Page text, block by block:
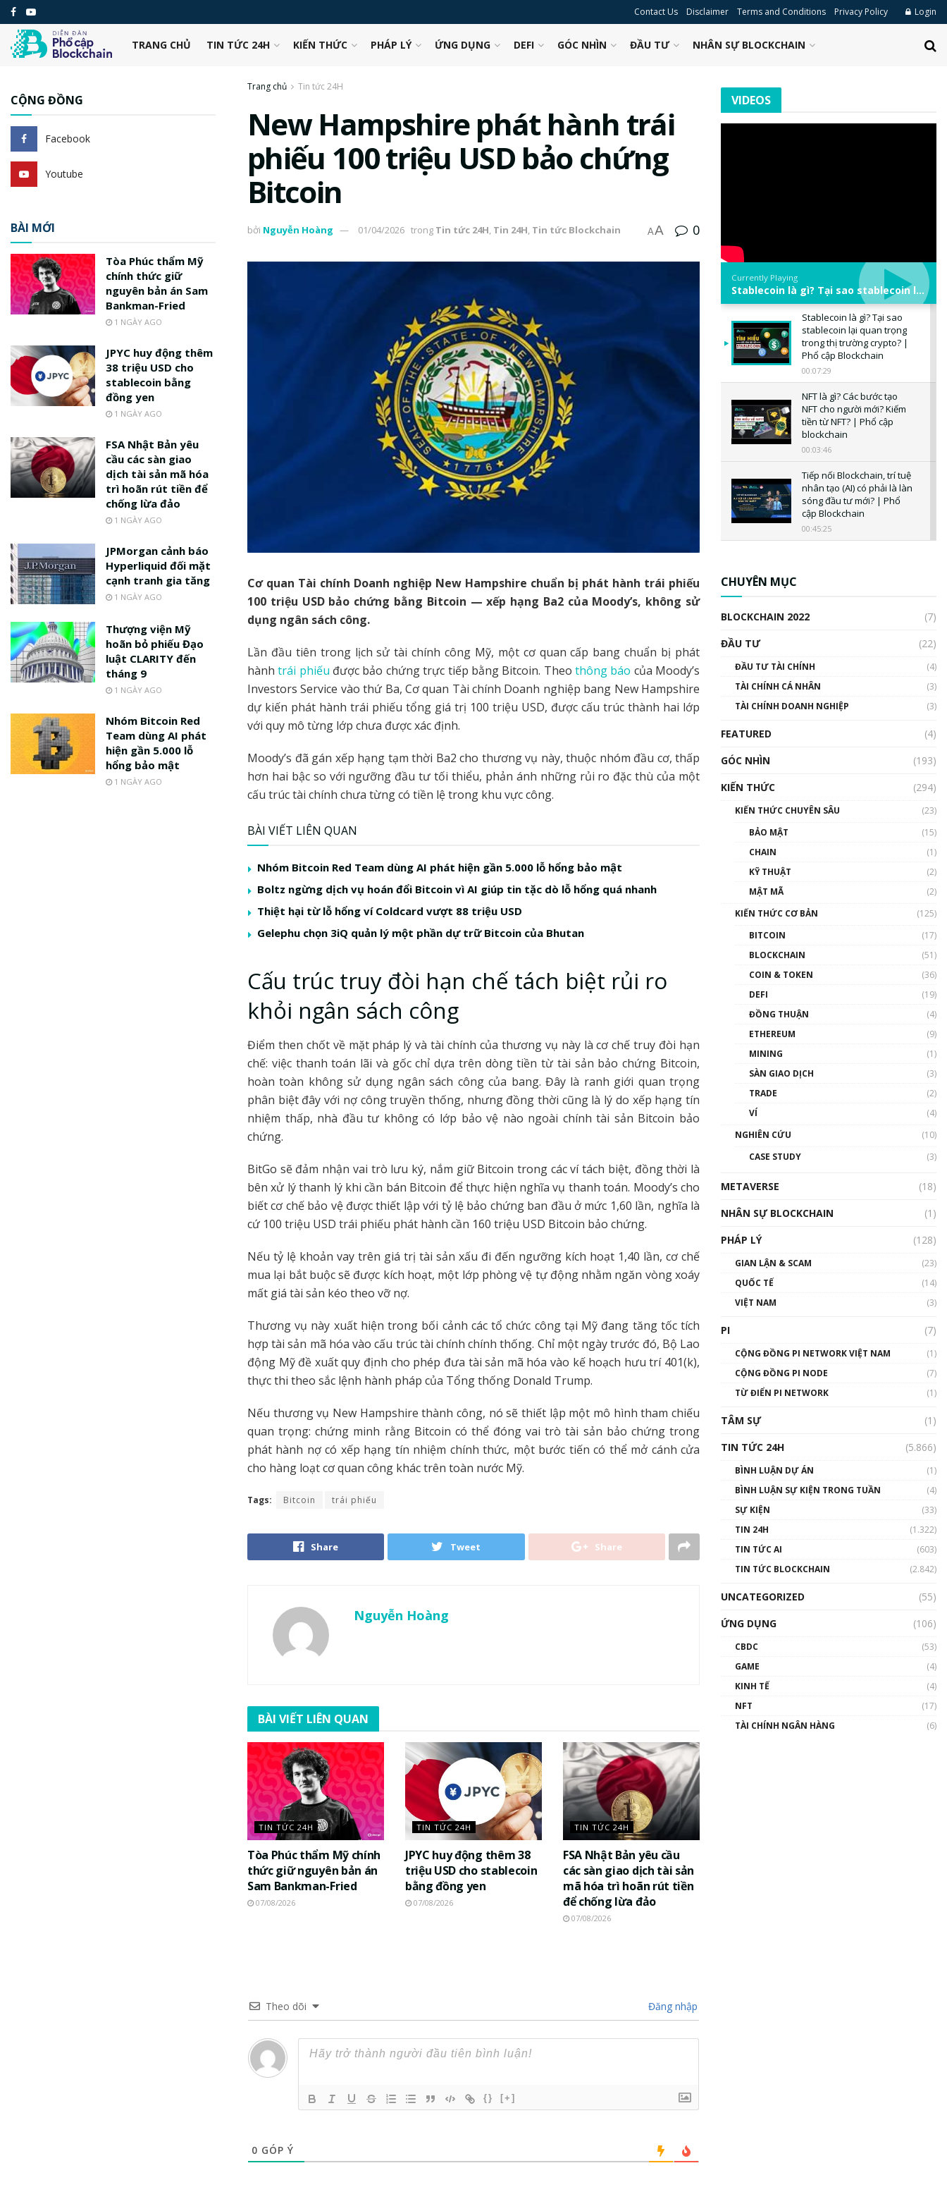
Contact Us Disclaimer Terms and Conditions Privacy Policy Login
TRANG CHỦ TIN TỨC 24H KIẾN THỨC PHÁP LÝ ỨNG DỤNG DEFI GÓC NHÌN ĐẦU TƯ NHÂN SỰ BLOCKCHAIN
Trang chủ Tin tức 24H
New Hampshire phát hành trái
phiếu 100 triệu USD bảo chứng
Bitcoin
bởi Nguyễn Hoàng 01/04/2026 trong Tin tức 24H, Tin 24H, Tin tức Blockchain AA 0
Cơ quan Tài chính Doanh nghiệp New Hampshire chuẩn bị phát hành trái phiếu
100 triệu USD bảo chứng bằng Bitcoin — xếp hạng Ba2 của Moody’s, không sử
dụng ngân sách công.
Lần đầu tiên trong lịch sử tài chính công Mỹ, một cơ quan cấp bang chuẩn bị phát
hànhtrái phiếu được bảo chứng trực tiếp bằng Bitcoin. Theo thông báo của Moody’s
Investors Service vào thứ Ba, Cơ quan Tài chính Doanh nghiệp bang New Hampshire
dự kiến phát hành trái phiếu tổng giá trị 100 triệu USD, được cấu trúc thành hai lớp
với quy mô từng lớp chưa được xác định.
Moody’s đã gán xếp hạng tạm thời Ba2 cho thương vụ này, thuộc nhóm đầu cơ, thấp
hơn hai bậc so với ngưỡng đầu tư tối thiểu, phản ánh những rủi ro đặc thù của một
cấu trúc tài chính chưa từng có tiền lệ trong khu vực công.
BÀI VIẾT LIÊN QUAN
Nhóm Bitcoin Red Team dùng AI phát hiện gần 5.000 lỗ hổng bảo mật
Boltz ngừng dịch vụ hoán đổi Bitcoin vì AI giúp tin tặc dò lỗ hổng quá nhanh
Thiệt hại từ lỗ hổng ví Coldcard vượt 88 triệu USD
Gelephu chọn 3iQ quản lý một phần dự trữ Bitcoin của Bhutan
Cấu trúc truy đòi hạn chế tách biệt rủi ro
khỏi ngân sách công
Điểm then chốt về mặt pháp lý và tài chính của thương vụ này là cơ chế truy đòi hạn
chế: việc thanh toán lãi và gốc chỉ dựa trên dòng tiền từ tài sản bảo chứng Bitcoin,
hoàn toàn không sử dụng ngân sách công của bang. Đây là ranh giới quan trọng
phân biệt đây với nợ công truyền thống, nhưng đồng thời cũng là lý do xếp hạng tín
nhiệm thấp, nhà đầu tư không có lớp bảo vệ nào ngoài chính tài sản Bitcoin bảo
chứng.
BitGo sẽ đảm nhận vai trò lưu ký, nắm giữ Bitcoin trong các ví tách biệt, đồng thời là
bên xử lý thanh lý khi cần bán Bitcoin để thực hiện nghĩa vụ thanh toán. Moody’s cho
biết cơ chế bảo vệ được thiết lập với tỷ lệ bảo chứng ban đầu ở mức 1,60 lần, nghĩa là
cứ 100 triệu USD trái phiếu phát hành cần 160 triệu USD Bitcoin bảo chứng.
Nếu tỷ lệ khoản vay trên giá trị tài sản xấu đi đến ngưỡng kích hoạt 1,40 lần, cơ chế
mua lại bắt buộc sẽ được kích hoạt, một lớp phòng vệ tự động nhằm ngăn vòng xoáy
mất giá tài sản kéo theo vỡ nợ.
Thương vụ này xuất hiện trong bối cảnh các tổ chức công tại Mỹ đang tăng tốc tích
hợp tài sản mã hóa vào cấu trúc tài chính chính thống. Chỉ một ngày trước đó, Bộ Lao
động Mỹ đề xuất quy định cho phép đưa tài sản mã hóa vào kế hoạch hưu trí 401(k),
thực thi theo sắc lệnh hành pháp của Tổng thống Donald Trump.
Nếu thương vụ New Hampshire thành công, nó sẽ thiết lập một mô hình tham chiếu
quan trọng: chứng minh rằng Bitcoin có thể đóng vai trò tài sản bảo chứng trong
phát hành nợ có xếp hạng tín nhiệm chính thức, một bước tiến có thể mở cánh cửa
cho hàng loạt cơ quan công khác trên toàn nước Mỹ.
Tags: Bitcoin trái phiếu
Share Tweet Share
Nguyễn Hoàng
BÀI VIẾT LIÊN QUAN
TIN TỨC 24H
Tòa Phúc thẩm Mỹ chính
thức giữ nguyên bản án
Sam Bankman-Fried
07/08/2026
TIN TỨC 24H
JPYC huy động thêm 38
triệu USD cho stablecoin
bằng đồng yen
07/08/2026
TIN TỨC 24H
FSA Nhật Bản yêu cầu
các sàn giao dịch tài sản
mã hóa trì hoãn rút tiền
để chống lừa đảo
07/08/2026
Theo dõi Đăng nhập
{} [+]
0 GÓP Ý
CỘNG ĐỒNG
Facebook
Youtube
BÀI MỚI
Tòa Phúc thẩm Mỹ
chính thức giữ
nguyên bản án Sam
Bankman-Fried
1 NGÀY AGO
JPYC huy động thêm
38 triệu USD cho
stablecoin bằng
đồng yen
1 NGÀY AGO
FSA Nhật Bản yêu
cầu các sàn giao
dịch tài sản mã hóa
trì hoãn rút tiền để
chống lừa đảo
1 NGÀY AGO
JPMorgan cảnh báo
Hyperliquid đối mặt
cạnh tranh gia tăng
1 NGÀY AGO
Thượng viện Mỹ
hoãn bỏ phiếu Đạo
luật CLARITY đến
tháng 9
1 NGÀY AGO
Nhóm Bitcoin Red
Team dùng AI phát
hiện gần 5.000 lỗ
hổng bảo mật
1 NGÀY AGO
VIDEOS
Currently Playing
Stablecoin là gì? Tại sao stablecoin lại quan trọng trong thị trường crypto? | Phổ cập Blockchain
Stablecoin là gì? Tại sao
stablecoin lại quan trọng
trong thị trường crypto? |
Phổ cập Blockchain
00:07:29
NFT là gì? Các bước tạo
NFT cho người mới? Kiếm
tiền từ NFT? | Phổ cập
blockchain
00:03:46
Tiếp nối Blockchain, trí tuệ
nhân tạo (AI) có phải là làn
sóng đầu tư mới? | Phổ
cập Blockchain
00:45:25
uptrend trong năm 2023? |
Phổ cập Blockchain
00:02:14
Nhìn lại năm 2022: Những
nhân vật ảnh hưởng nhất
hệ sinh thái tiền mã hoá |
Blockchain
Nhân sự tương lại ngành
Blockchain Việt Nam | Phổ
cập Blockchain
Blockchain đang được ứng
01:34:46
01:32:59
Talkshow17: Mùa đông
Crypto – Chiếc khăn gió ấm
01:49:30
Talkshow 14: MemeCoin –
CHUYÊN MỤC
BLOCKCHAIN 2022
(7)
ĐẦU TƯ
(22)
ĐẦU TƯ TÀI CHÍNH
(4)
TÀI CHÍNH CÁ NHÂN
(3)
TÀI CHÍNH DOANH NGHIỆP
(3)
FEATURED
(4)
GÓC NHÌN
(193)
KIẾN THỨC
(294)
KIẾN THỨC CHUYÊN SÂU
(23)
BẢO MẬT
(15)
CHAIN
(1)
KỸ THUẬT
(2)
MẬT MÃ
(2)
KIẾN THỨC CƠ BẢN
(125)
BITCOIN
(17)
BLOCKCHAIN
(51)
COIN & TOKEN
(36)
DEFI
(19)
ĐỒNG THUẬN
(4)
ETHEREUM
(9)
MINING
(1)
SÀN GIAO DỊCH
(3)
TRADE
(2)
VÍ
(4)
NGHIÊN CỨU
(10)
CASE STUDY
(3)
METAVERSE
(18)
NHÂN SỰ BLOCKCHAIN
(1)
PHÁP LÝ
(128)
GIAN LẬN & SCAM
(23)
QUỐC TẾ
(14)
VIỆT NAM
(3)
PI (7)
CỘNG ĐỒNG PI NETWORK VIỆT NAM
(1)
CỘNG ĐỒNG PI NODE
(7)
TỪ ĐIỂN PI NETWORK
(1)
TÂM SỰ
(1)
TIN TỨC 24H
(5.866)
BÌNH LUẬN DỰ ÁN
(1)
BÌNH LUẬN SỰ KIỆN TRONG TUẦN
(4)
SỰ KIỆN
(33)
TIN 24H
(1.322)
TIN TỨC AI
(603)
TIN TỨC BLOCKCHAIN
(2.842)
UNCATEGORIZED
(55)
ỨNG DỤNG
(106)
CBDC
(53)
GAME
(4)
KINH TẾ
(4)
NFT
(17)
TÀI CHÍNH NGÂN HÀNG
(6)